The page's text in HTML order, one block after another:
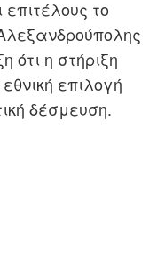
το
ότι η στήριξη
επιλογή
δέσμευση.